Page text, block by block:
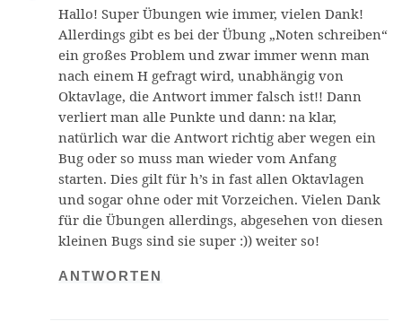
Hallo! Super Übungen wie immer, vielen Dank!
Allerdings gibt es bei der Übung „Noten schreiben“
ein großes Problem und zwar immer wenn man
nach einem H gefragt wird, unabhängig von
Oktavlage, die Antwort immer falsch ist!! Dann
verliert man alle Punkte und dann: na klar,
natürlich war die Antwort richtig aber wegen ein
Bug oder so muss man wieder vom Anfang
starten. Dies gilt für h’s in fast allen Oktavlagen
und sogar ohne oder mit Vorzeichen. Vielen Dank
für die Übungen allerdings, abgesehen von diesen
kleinen Bugs sind sie super :)) weiter so!
ANTWORTEN